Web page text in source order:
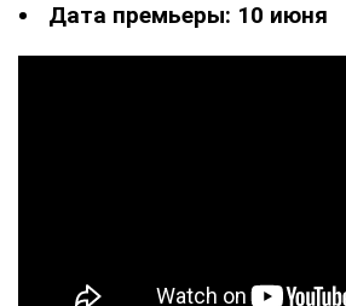
Дата премьеры: 10 июня